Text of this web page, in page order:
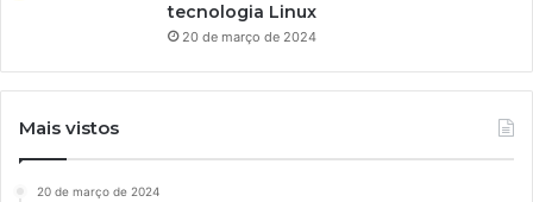
tecnologia Linux
20 de março de 2024
Mais vistos
20 de março de 2024